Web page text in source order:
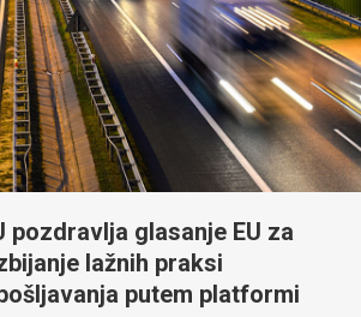
pozdravlja glasanje EU za
lažnih praksi
putem platformi